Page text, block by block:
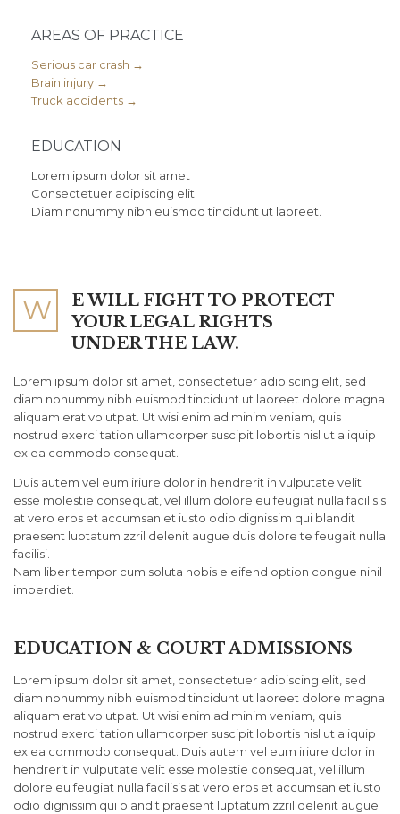
AREAS OF PRACTICE
Serious car crash →
Brain injury →
Truck accidents →
EDUCATION
Lorem ipsum dolor sit amet
Consectetuer adipiscing elit
Diam nonummy nibh euismod tincidunt ut laoreet.
W
E WILL FIGHT TO PROTECT
YOUR LEGAL RIGHTS
UNDER THE LAW.
Lorem ipsum dolor sit amet, consectetuer adipiscing elit, sed
diam nonummy nibh euismod tincidunt ut laoreet dolore magna
aliquam erat volutpat. Ut wisi enim ad minim veniam, quis
nostrud exerci tation ullamcorper suscipit lobortis nisl ut aliquip
ex ea commodo consequat.
Duis autem vel eum iriure dolor in hendrerit in vulputate velit
esse molestie consequat, vel illum dolore eu feugiat nulla facilisis
at vero eros et accumsan et iusto odio dignissim qui blandit
praesent luptatum zzril delenit augue duis dolore te feugait nulla
facilisi.
Nam liber tempor cum soluta nobis eleifend option congue nihil
imperdiet.
EDUCATION & COURT ADMISSIONS
Lorem ipsum dolor sit amet, consectetuer adipiscing elit, sed
diam nonummy nibh euismod tincidunt ut laoreet dolore magna
aliquam erat volutpat. Ut wisi enim ad minim veniam, quis
nostrud exerci tation ullamcorper suscipit lobortis nisl ut aliquip
ex ea commodo consequat. Duis autem vel eum iriure dolor in
hendrerit in vulputate velit esse molestie consequat, vel illum
dolore eu feugiat nulla facilisis at vero eros et accumsan et iusto
odio dignissim qui blandit praesent luptatum zzril delenit augue